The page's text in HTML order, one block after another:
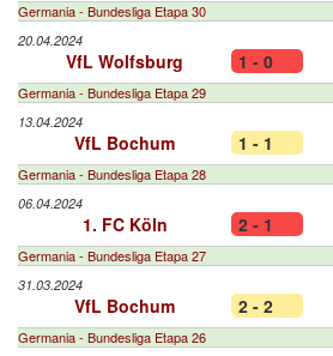
Germania - Bundesliga Etapa 30
20.04.2024
VfL Wolfsburg 1 - 0
Germania - Bundesliga Etapa 29
13.04.2024
VfL Bochum 1 - 1
Germania - Bundesliga Etapa 28
06.04.2024
1. FC Köln 2 - 1
Germania - Bundesliga Etapa 27
31.03.2024
VfL Bochum 2 - 2
Germania - Bundesliga Etapa 26